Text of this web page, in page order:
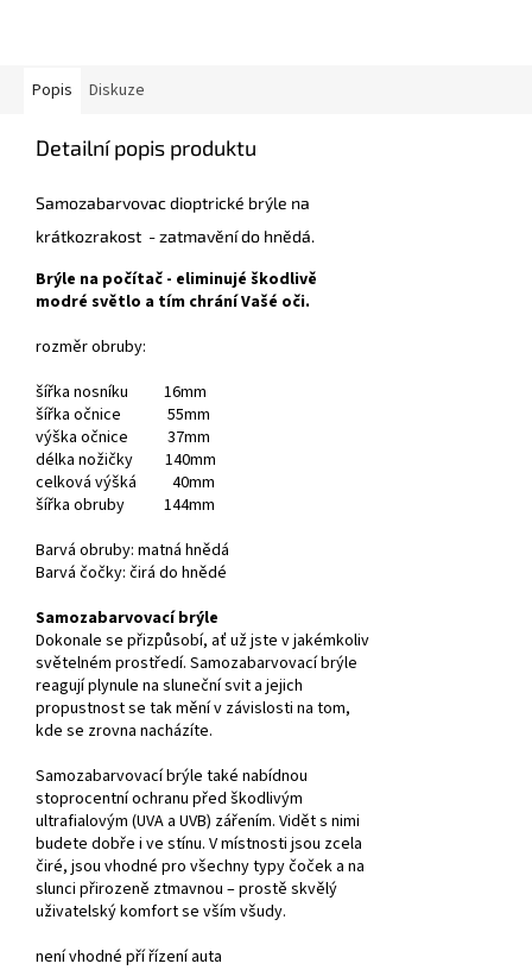
Popis Diskuze
Detailní popis produktu
Samozabarvovac dioptrické brýle na
krátkozrakost - zatmavění do hnědá.
Brýle na počítač - eliminujé škodlivě
modré světlo a tím chrání Vašé oči.
rozměr obruby:
šířka nosníku 16mm
šířka očnice 55mm
výška očnice 37mm
délka nožičky 140mm
celková výšká 40mm
šířka obruby 144mm
Barvá obruby: matná hnědá
Barvá čočky: čirá do hnědé
Samozabarvovací brýle
Dokonale se přizpůsobí, ať už jste v jakémkoliv
světelném prostředí. Samozabarvovací brýle
reagují plynule na sluneční svit a jejich
propustnost se tak mění v závislosti na tom,
kde se zrovna nacházíte.
Samozabarvovací brýle také nabídnou
stoprocentní ochranu před škodlivým
ultrafialovým (UVA a UVB) zářením. Vidět s nimi
budete dobře i ve stínu. V místnosti jsou zcela
čiré, jsou vhodné pro všechny typy čoček a na
slunci přirozeně ztmavnou – prostě skvělý
uživatelský komfort se vším všudy.
není vhodné pří řízení auta